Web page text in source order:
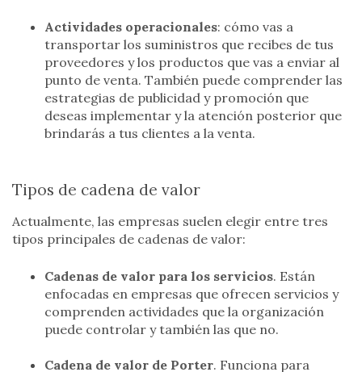
Actividades operacionales: cómo vas a
transportar los suministros que recibes de tus
proveedores y los productos que vas a enviar al
punto de venta. También puede comprender las
estrategias de publicidad y promoción que
deseas implementar y la atención posterior que
brindarás a tus clientes a la venta.
Tipos de cadena de valor
Actualmente, las empresas suelen elegir entre tres
tipos principales de cadenas de valor:
Cadenas de valor para los servicios. Están
enfocadas en empresas que ofrecen servicios y
comprenden actividades que la organización
puede controlar y también las que no.
Cadena de valor de Porter. Funciona para